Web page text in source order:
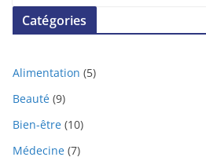
Catégories
Alimentation (5)
Beauté (9)
Bien-être (10)
Médecine (7)